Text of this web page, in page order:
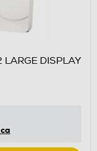
DISPLAY